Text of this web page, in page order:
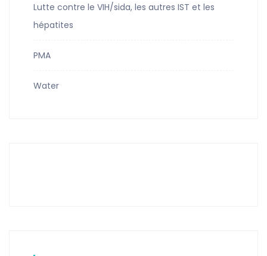
Lutte contre le VIH/sida, les autres IST et les
hépatites
PMA
Water